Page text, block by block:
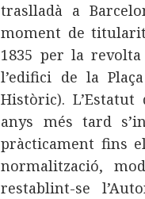
traslladà a
moment de
1835 per la
l’edifici de la
Històric).
anys més tard
pràcticament fins
normalització,
restablint-se